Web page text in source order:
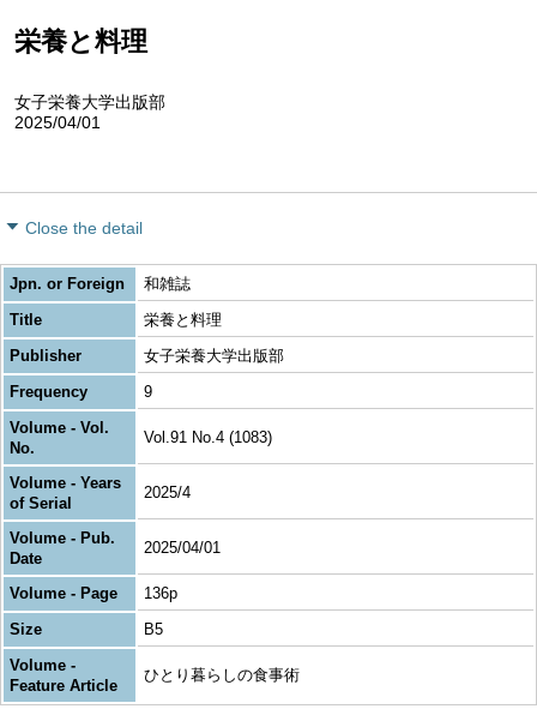
栄養と料理
女子栄養大学出版部
2025/04/01
Close the detail
Jpn. or Foreign
和雑誌
Title
栄養と料理
Publisher
女子栄養大学出版部
Frequency
9
Volume - Vol.
No.
Vol.91 No.4 (1083)
Volume - Years
of Serial
2025/4
Volume - Pub.
Date
2025/04/01
Volume - Page
136p
Size
B5
Volume -
Feature Article
ひとり暮らしの食事術